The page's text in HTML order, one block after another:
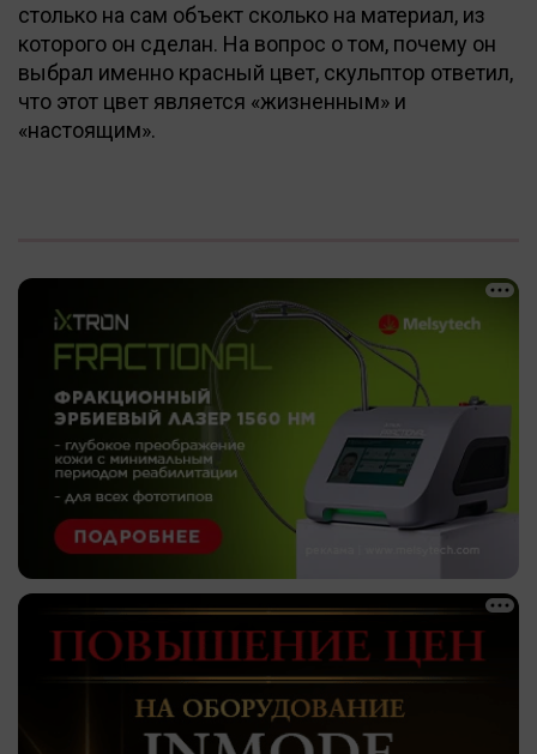
столько на сам объект сколько на материал, из
которого он сделан. На вопрос о том, почему он
выбрал именно красный цвет, скульптор ответил,
что этот цвет является «жизненным» и
«настоящим».